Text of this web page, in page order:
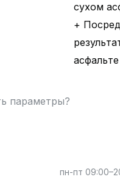
сухом
+
асфальте
параметры?
пн-пт